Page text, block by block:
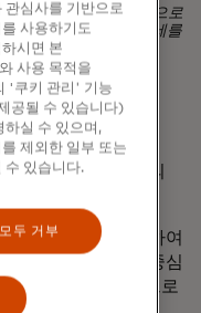
즌은 강세를 보일 것으로
비 가장 강력한 성장세를
올랐습니다.
구하는 여행 경험의
러한 도구를 사용하여
인 지역, 웰니스 중심
관심사에 직접적으로
관심사를 기반으로
사용하기도
시면 본
사용 목적을
'쿠키 관리' 기능
공될 수 있습니다)
하실 수 있으며,
제외한 일부 또는
수 있습니다.
모두 거부